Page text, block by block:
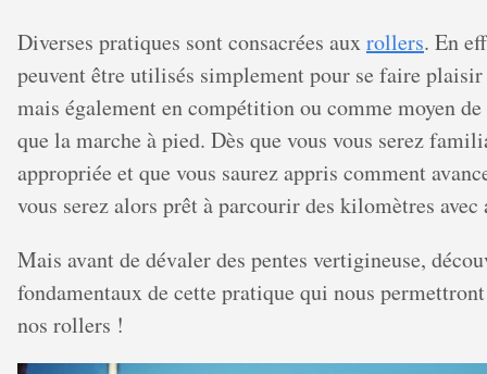
Diverses pratiques sont consacrées auxrollers. En
peuvent être utilisés simplement pour se faire
mais également en compétition ou comme moyen
que la marche à pied. Dès que vous vous serez
appropriée et que vous saurez appris comment
vous serez alors prêt à parcourir des kilomètres
Mais avant de dévaler des pentes vertigineuse,
fondamentaux de cette pratique qui nous
nos rollers !